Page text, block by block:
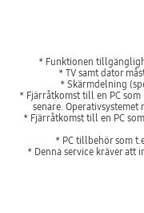
* Funktionen
* TV samt dator
* Skärmdelning
* Fjärråtkomst till en PC
senare.
* Fjärråtkomst till en PC
* PC tillbehör som
* Denna service kräver att